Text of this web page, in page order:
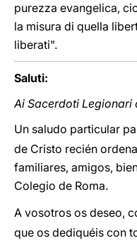
purezza evangelica,
la misura di quella
liberati".
Saluti:
Ai Sacerdoti Legionari
Un saludo particular
de Cristo recién
familiares, amigos,
Colegio de Roma.
A vosotros os deseo,
que os dediquéis con